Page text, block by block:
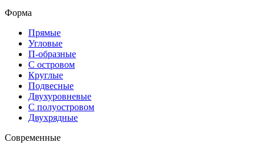
Форма
Прямые
Угловые
П-образные
С островом
Круглые
Подвесные
Двухуровневые
С полуостровом
Двухрядные
Современные